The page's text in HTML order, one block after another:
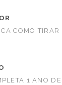
COMO
1 ANO